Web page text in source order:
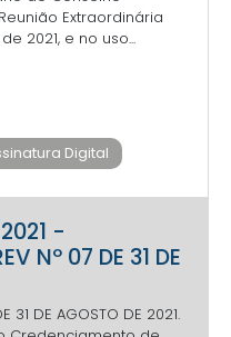
Extraordinária
2021, e no uso...
Digital
-
Nº 07 DE 31 DE
31 DE AGOSTO DE 2021.